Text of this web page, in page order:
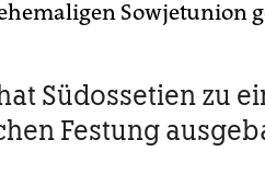
Sowjetunion
Südossetien zu
Festung